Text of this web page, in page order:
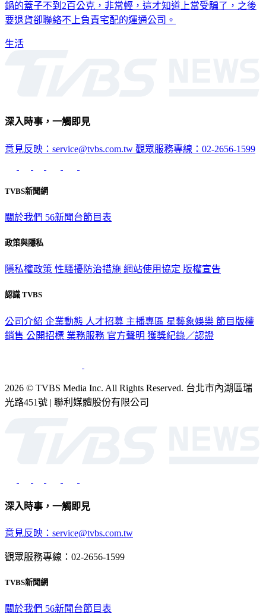
鍋的蓋子不到2百公克，非常輕，這才知道上當受騙了，之後
要退貨卻聯絡不上負責宅配的運通公司。
生活
深入時事，一觸即見
意見反映：service@tvbs.com.tw 觀眾服務專線：02-2656-1599
TVBS新聞網
關於我們 56新聞台節目表
政策與隱私
隱私權政策 性騷擾防治措施 網站使用協定 版權宣告
認識 TVBS
公司介紹 企業動態 人才招募 主播專區 星藝象娛樂 節目版權
銷售 公開招標 業務服務 官方聲明 獲獎紀錄／認證
2026 © TVBS Media Inc. All Rights Reserved. 台北市內湖區瑞
光路451號 | 聯利媒體股份有限公司
深入時事，一觸即見
意見反映：service@tvbs.com.tw
觀眾服務專線：02-2656-1599
TVBS新聞網
關於我們 56新聞台節目表